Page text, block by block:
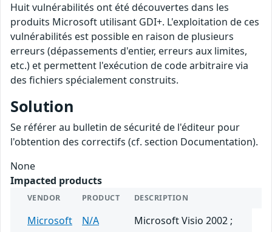
Huit vulnérabilités ont été découvertes dans les
produits Microsoft utilisant GDI+. L'exploitation de ces
vulnérabilités est possible en raison de plusieurs
erreurs (dépassements d'entier, erreurs aux limites,
etc.) et permettent l'exécution de code arbitraire via
des fichiers spécialement construits.
Solution
Se référer au bulletin de sécurité de l'éditeur pour
l'obtention des correctifs (cf. section Documentation).
None
Impacted products
VENDOR PRODUCT DESCRIPTION
Microsoft N/A
Microsoft Visio 2002 ;